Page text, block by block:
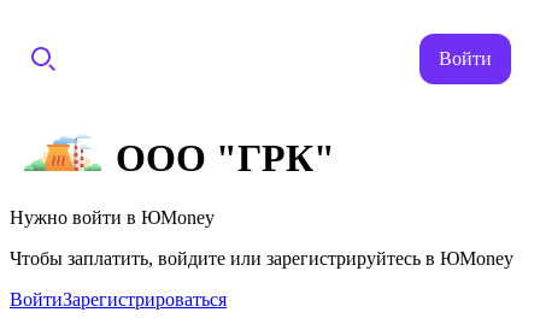
Войти
ООО "ГРК"
Нужно войти в ЮMoney
Чтобы заплатить, войдите или зарегистрируйтесь в ЮMoney
ВойтиЗарегистрироваться